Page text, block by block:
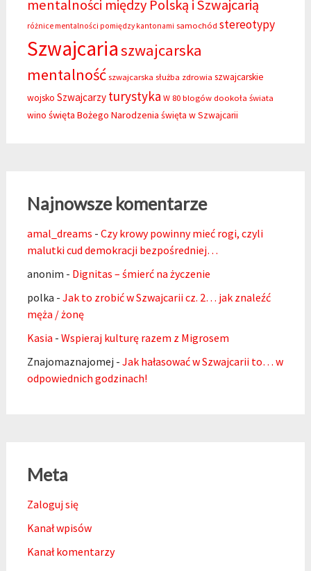
mentalności między Polską i Szwajcarią
różnice mentalności pomiędzy kantonami samochód stereotypy
Szwajcariaszwajcarska
mentalność szwajcarska służba zdrowia szwajcarskie
wojsko Szwajcarzy turystyka W 80 blogów dookoła świata
wino święta Bożego Narodzenia święta w Szwajcarii
Najnowsze komentarze
amal_dreams - Czy krowy powinny mieć rogi, czyli
malutki cud demokracji bezpośredniej…
anonim - Dignitas – śmierć na życzenie
polka - Jak to zrobić w Szwajcarii cz. 2… jak znaleźć
męża / żonę
Kasia - Wspieraj kulturę razem z Migrosem
Znajomaznajomej - Jak hałasować w Szwajcarii to… w
odpowiednich godzinach!
Meta
Zaloguj się
Kanał wpisów
Kanał komentarzy